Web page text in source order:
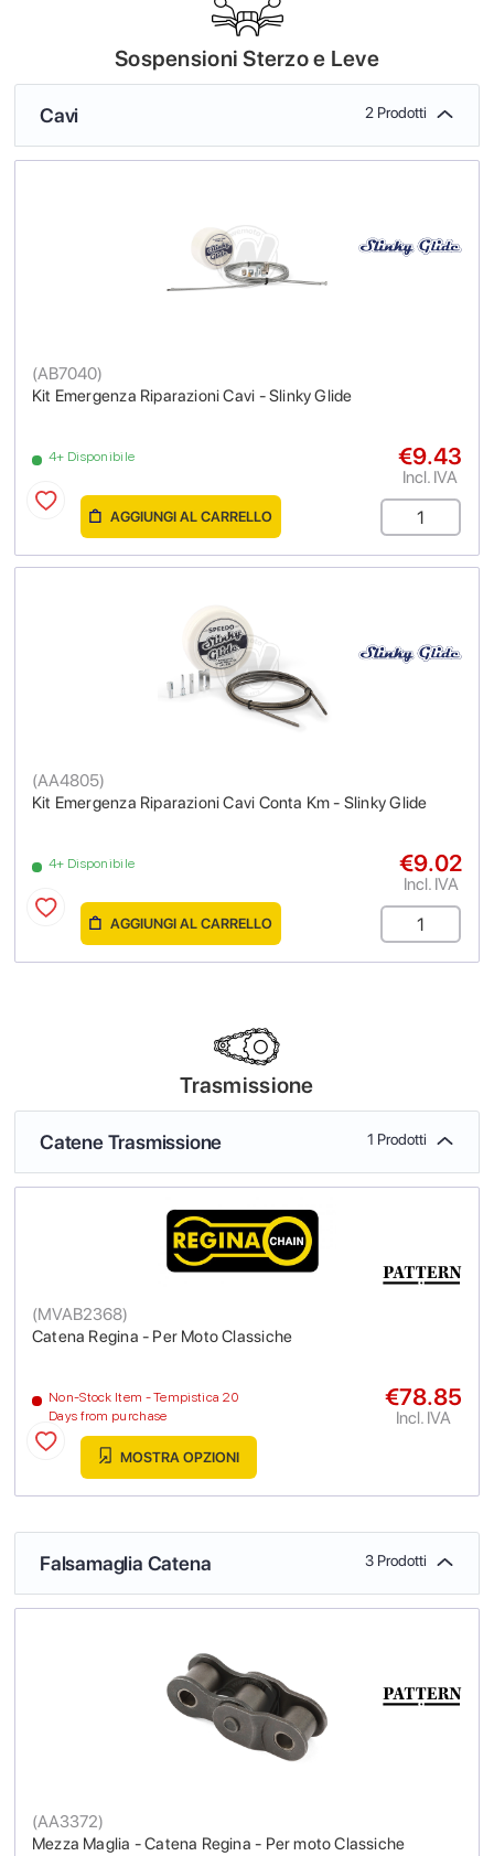
Sospensioni Sterzo e Leve
Cavi 2 Prodotti
Kit Emergenza Riparazioni Cavi - Slinky Glide
(AB7040)
4+ Disponibile €9.43
Incl. IVA
AGGIUNGI AL CARRELLO
Kit Emergenza Riparazioni Cavi Conta Km - Slinky Glide
(AA4805)
4+ Disponibile €9.02
Incl. IVA
AGGIUNGI AL CARRELLO
Trasmissione
Catene Trasmissione 1 Prodotti
Catena Regina - Per Moto Classiche
(MVAB2368)
Non-Stock Item - Tempistica 20
Days from purchase
€78.85
Incl. IVA
MOSTRA OPZIONI
Falsamaglia Catena 3 Prodotti
Mezza Maglia - Catena Regina - Per moto Classiche
(AA3372)